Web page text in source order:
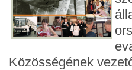
Közösségének